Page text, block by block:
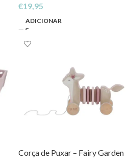
€19,95
ADICIONAR
Corça de Puxar – Fairy Garden